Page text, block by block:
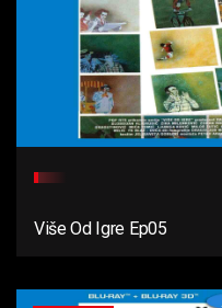
Više Od Igre Ep05